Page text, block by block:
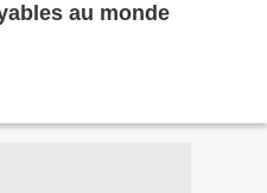
au monde